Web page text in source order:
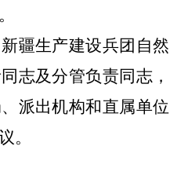
生产建设兵团自然
志及分管负责同志，
派出机构和直属单位
。